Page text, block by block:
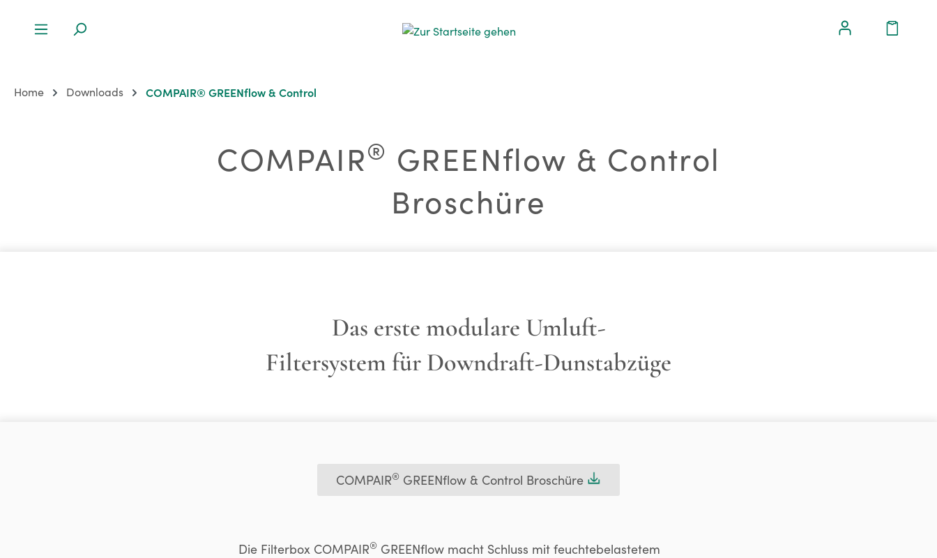
Home Downloads COMPAIR® GREENflow & Control
COMPAIR® GREENflow & Control
Broschüre
Das erste modulare Umluft-
Filtersystem für Downdraft-Dunstabzüge
COMPAIR® GREENflow & Control Broschüre
Die Filterbox COMPAIR® GREENflow macht Schluss mit feuchtebelastetem